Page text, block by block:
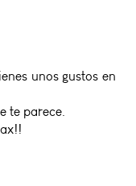
unos gustos en
te parece.